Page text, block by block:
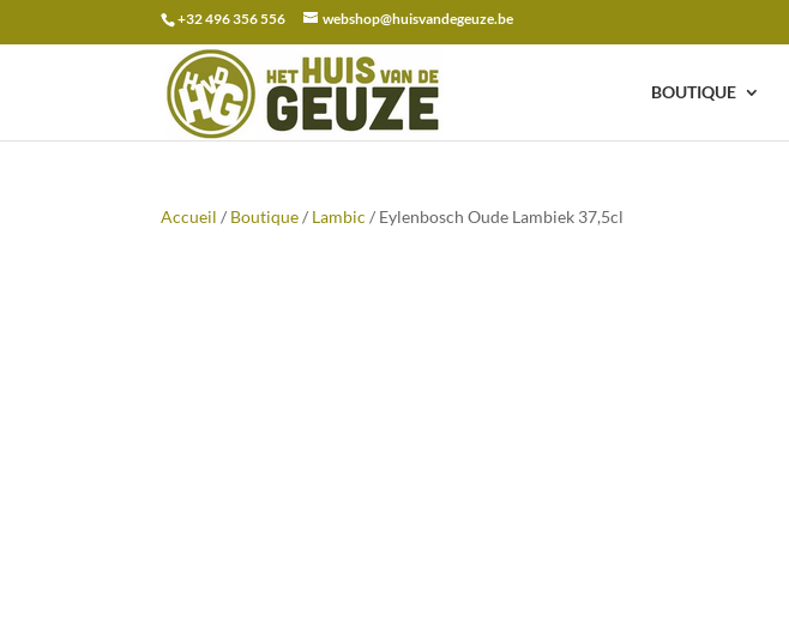
+32 496 356 556 webshop@huisvandegeuze.be
BOUTIQUE
Recherche
pour :
Accueil / Boutique/ Lambic / Eylenbosch Oude Lambiek 37,5cl